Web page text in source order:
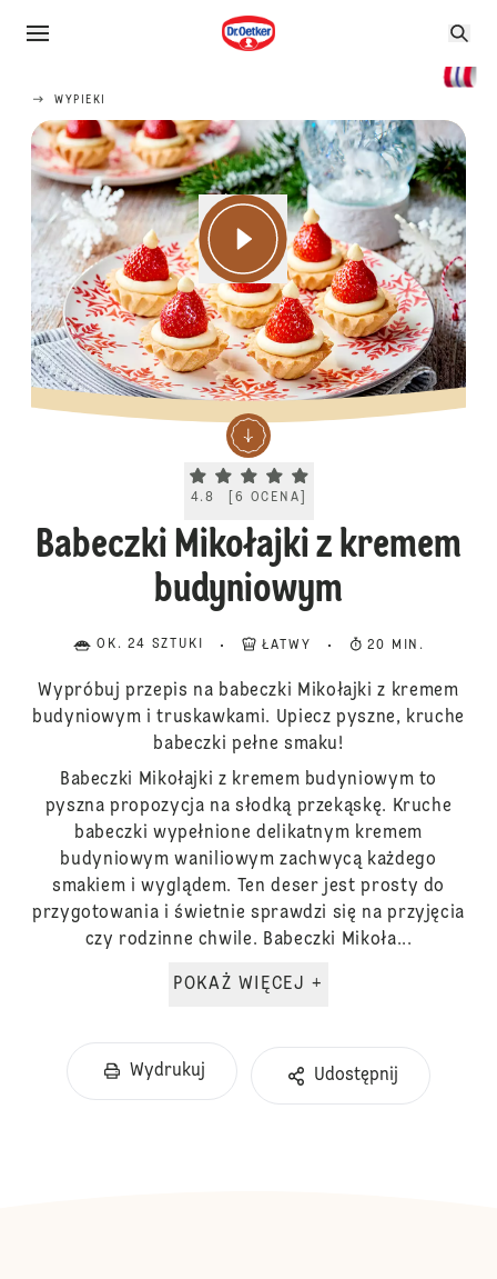
WYPIEKI
Current rating 4.8. Click to rate.
4.8 6 OCENA
Babeczki Mikołajki z kremem
budyniowym
OK. 24 SZTUKI ŁATWY 20 MIN.
Wypróbuj przepis na babeczki Mikołajki z kremem
budyniowym i truskawkami. Upiecz pyszne, kruche
babeczki pełne smaku!
Babeczki Mikołajki z kremem budyniowym to
pyszna propozycja na słodką przekąskę. Kruche
babeczki wypełnione delikatnym kremem
budyniowym waniliowym zachwycą każdego
smakiem i wyglądem. Ten deser jest prosty do
przygotowania i świetnie sprawdzi się na przyjęcia
czy rodzinne chwile. Babeczki Mikoła...
POKAŻ WIĘCEJ +
Wydrukuj Udostępnij